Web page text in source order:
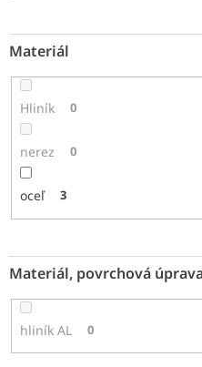
Materiál
Hliník 0
nerez 0
oceľ 3
Materiál, povrchová
hliník AL 0